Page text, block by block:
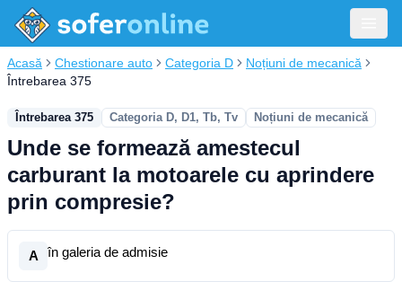
Acasă Chestionare auto Categoria D
Noțiuni de mecanică
Întrebarea 375
Întrebarea 375 Categoria D, D1, Tb, Tv Noțiuni de mecanică
Unde se formează amestecul
carburant la motoarele cu aprindere
prin compresie?
A în galeria de admisie